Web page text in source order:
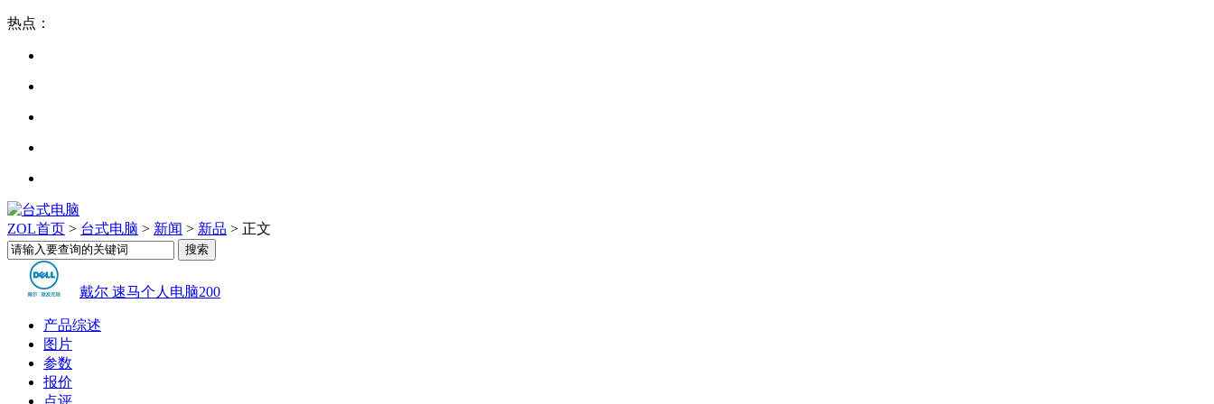
热点：
ZOL首页 > 台式电脑 > 新闻 > 新品 > 正文
戴尔 速马个人电脑200
产品综述
图片
参数
报价
点评